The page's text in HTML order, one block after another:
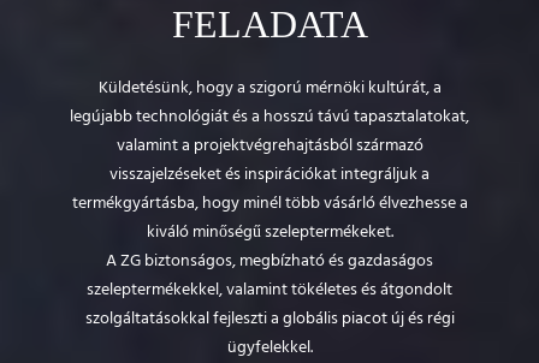
FELADATA
Küldetésünk, hogy a szigorú mérnöki kultúrát, a
legújabb technológiát és a hosszú távú tapasztalatokat,
valamint a projektvégrehajtásból származó
visszajelzéseket és inspirációkat integráljuk a
termékgyártásba, hogy minél több vásárló élvezhesse a
kiváló minőségű szeleptermékeket.
A ZG biztonságos, megbízható és gazdaságos
szeleptermékekkel, valamint tökéletes és átgondolt
szolgáltatásokkal fejleszti a globális piacot új és régi
ügyfelekkel.